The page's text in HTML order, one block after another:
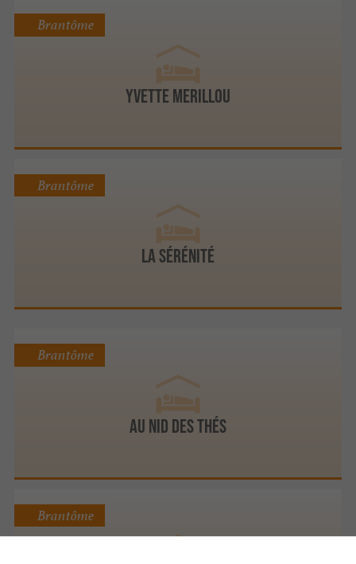
Yvette Merillou
Brantôme
La Sérénité
Brantôme
Au Nid des Thés
Brantôme
Brantôme